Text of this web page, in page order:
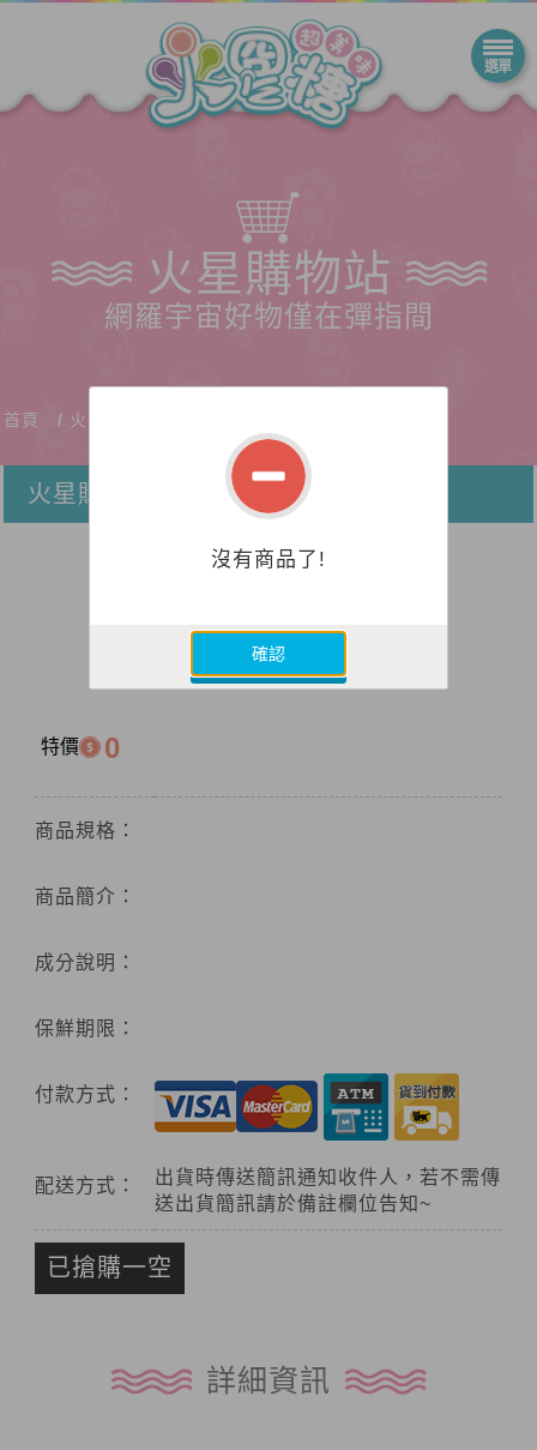
火星購物站
網羅宇宙好物僅在彈指間
首頁 火星購物站
火星購物站
特價 0
商品規格：
商品簡介：
成分說明：
保鮮期限：
付款方式：
配送方式：
出貨時傳送簡訊通知收件人，若不需傳
送出貨簡訊請於備註欄位告知~
已搶購一空
詳細資訊
沒有商品了!
確認